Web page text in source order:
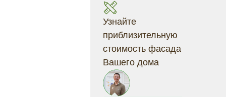
Узнайте
приблизительную
стоимость фасада
Вашего дома